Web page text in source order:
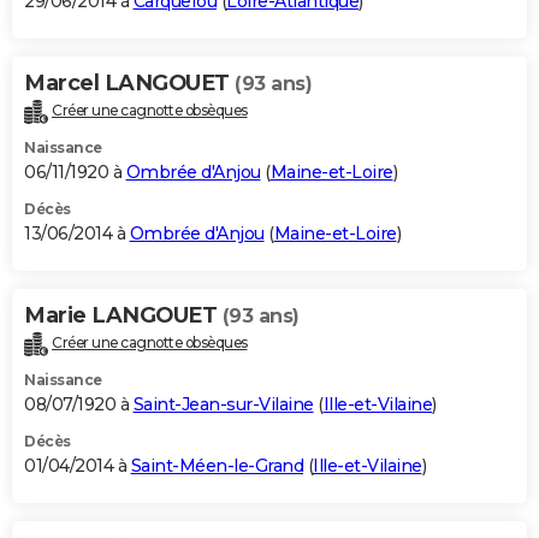
Marcel LANGOUET (93 ans)
Créer une cagnotte obsèques
Naissance
06/11/1920 à Ombrée d'Anjou (Maine-et-Loire)
Décès
13/06/2014 à Ombrée d'Anjou (Maine-et-Loire)
Marie LANGOUET (93 ans)
Créer une cagnotte obsèques
Naissance
08/07/1920 à Saint-Jean-sur-Vilaine (Ille-et-Vilaine)
Décès
01/04/2014 à Saint-Méen-le-Grand (Ille-et-Vilaine)